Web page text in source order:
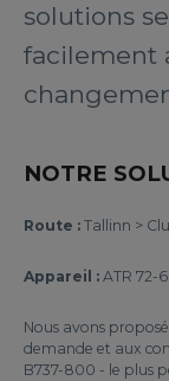
solutions
facilement
NOTRE
Route : Tallinn >
Appareil : ATR 72-
Nous avons
demande et aux
B737-800 - le plus